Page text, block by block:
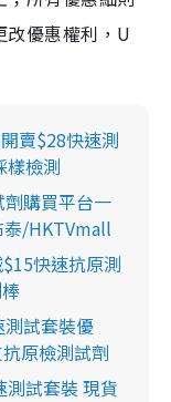
改優惠權利，U
賣$28快速測
樣檢測
劑購買平台一
/HKTVmall
快速抗原測
試套裝優
原檢測試劑
測試套裝 現貨